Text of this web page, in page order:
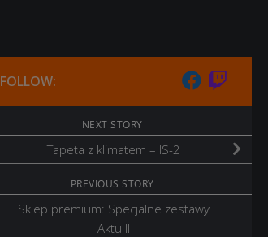
FOLLOW:
NEXT STORY
Tapeta z klimatem – IS-2
PREVIOUS STORY
Sklep premium: Specjalne zestawy
Aktu II